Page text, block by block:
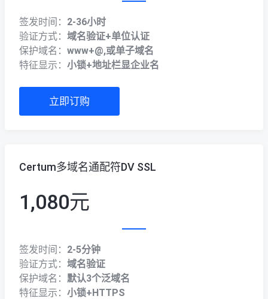
签发时间： 2-36小时
验证方式： 域名验证+单位认证
保护域名： www+@,或单子域名
特征显示： 小锁+地址栏显企业名
立即订购
Certum多域名通配符DV SSL
1,080元
签发时间： 2-5分钟
验证方式： 域名验证
保护域名： 默认3个泛域名
特征显示： 小锁+HTTPS